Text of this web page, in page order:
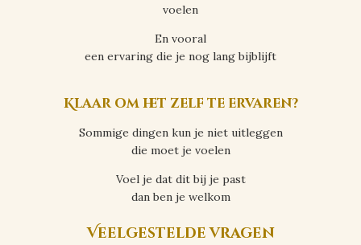
voelen
En vooral
een ervaring die je nog lang bijblijft
Klaar om het zelf te ervaren?
Sommige dingen kun je niet uitleggen
die moet je voelen
Voel je dat dit bij je past
dan ben je welkom
Veelgestelde vragen